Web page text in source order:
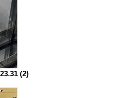
(2)